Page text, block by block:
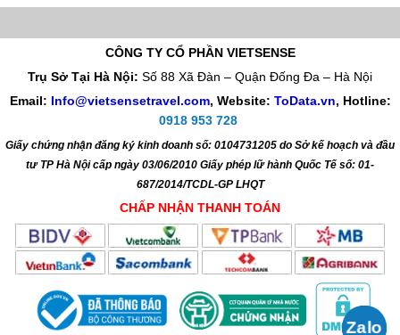
CÔNG TY CỔ PHẦN VIETSENSE
Trụ Sở Tại Hà Nội: Số 88 Xã Đàn – Quận Đống Đa – Hà Nội
Email: Info@vietsensetravel.com, Website: ToData.vn, Hotline:
0918 953 728
Giấy chứng nhận đăng ký kinh doanh số: 0104731205 do Sở kế hoạch và đầu
tư TP Hà Nội cấp ngày 03/06/2010 Giấy phép lữ hành Quốc Tế số: 01-
687/2014/TCDL-GP LHQT
CHẤP NHẬN THANH TOÁN